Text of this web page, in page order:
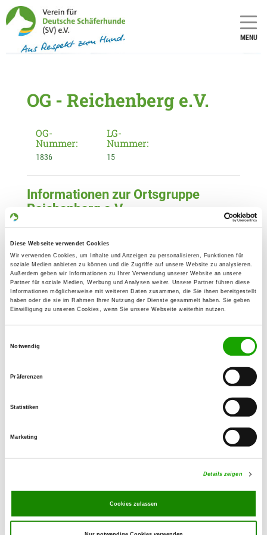
Diese Webseite verwendet Cookies
Wir verwenden Cookies, um Inhalte und Anzeigen zu personalisieren, Funktionen für
soziale Medien anbieten zu können und die Zugriffe auf unsere Website zu analysieren.
Außerdem geben wir Informationen zu Ihrer Verwendung unserer Website an unsere
Partner für soziale Medien, Werbung und Analysen weiter. Unsere Partner führen diese
Informationen möglicherweise mit weiteren Daten zusammen, die Sie ihnen bereitgestellt
haben oder die sie im Rahmen Ihrer Nutzung der Dienste gesammelt haben. Sie geben
Einwilligung zu unseren Cookies, wenn Sie unsere Webseite weiterhin nutzen.
Notwendig
Präferenzen
Statistiken
Marketing
Details zeigen
Cookies zulassen
MENU
OG - Reichenberg e.V.
OG-
Nummer:
1836
LG-
Nummer:
15
Informationen zur Ortsgruppe
Reichenberg e.V.
Kontakt:
Franz Buchecker
Spiegelauer Str. 15
94536 Eppenschlag
Übungsplatz:
Am Stausee 1
Angebot:
Mittwoch
Übungszeiten im Winter:
17:00 h - 20:00 h
15:00 h - 20:00 h